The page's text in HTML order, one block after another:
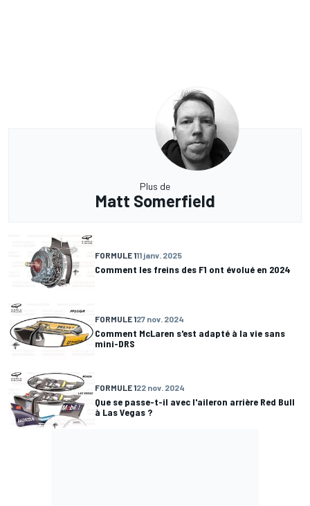
Plus de
Matt Somerfield
FORMULE 111 janv. 2025
Comment les freins des F1 ont évolué en 2024
FORMULE 127 nov. 2024
Comment McLaren s'est adapté à la vie sans
mini-DRS
FORMULE 122 nov. 2024
Que se passe-t-il avec l'aileron arrière Red Bull
à Las Vegas ?